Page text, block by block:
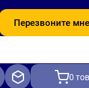
Перезвоните мне
0